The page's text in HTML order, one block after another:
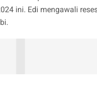
ini. Edi mengawali